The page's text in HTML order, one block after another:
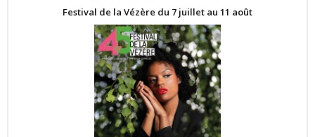
Festival de la Vézère du 7 juillet au 11 août